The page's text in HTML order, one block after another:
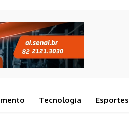
Tecnologia Esportes